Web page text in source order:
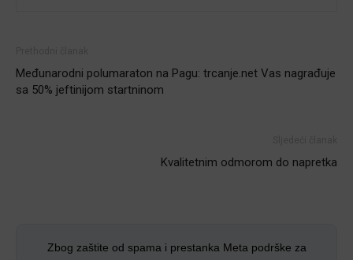
Međunarodni polumaraton na Pagu: trcanje.net Vas nagrađuje
sa 50% jeftinijom startninom
Kvalitetnim odmorom do napretka
Zbog zaštite od spama i prestanka Meta podrške za